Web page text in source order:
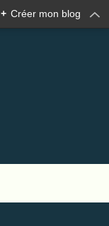
+ Créer mon blog